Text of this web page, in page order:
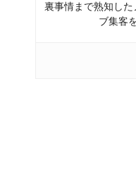
裏事情まで熟知し
ブ集客